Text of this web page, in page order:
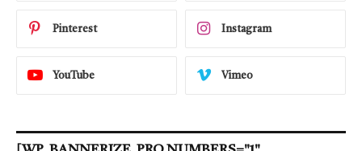
Pinterest Instagram
YouTube Vimeo